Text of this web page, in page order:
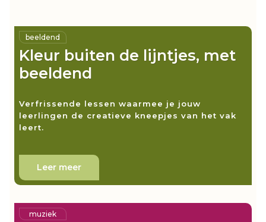
beeldend
Kleur buiten de lijntjes, met
beeldend
Verfrissende lessen waarmee je jouw
leerlingen de creatieve kneepjes van het vak
leert.
Leer meer
muziek